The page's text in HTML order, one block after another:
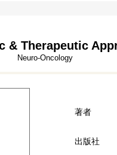
& Therapeutic
Neuro-Oncology
著者
出版社